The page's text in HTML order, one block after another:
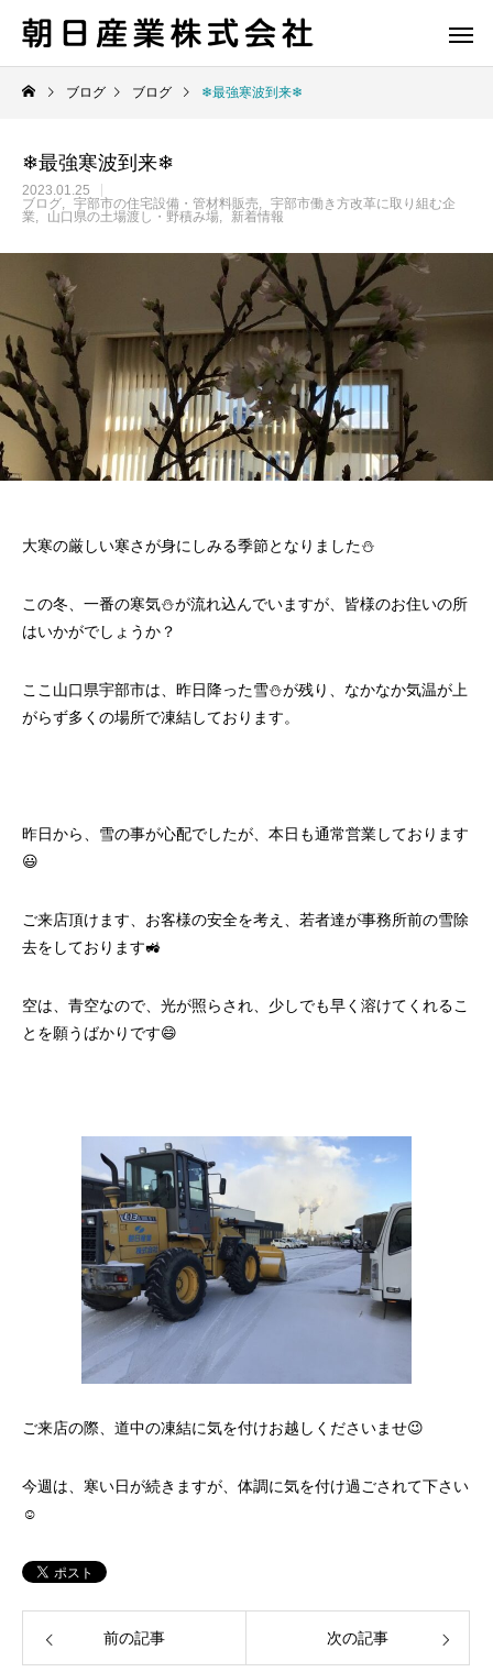
ブログ ブログ ❄最強寒波到来❄
❄最強寒波到来❄
2023.01.25
ブログ
宇部市の住宅設備・管材料販売
宇部市働き方改革に取り組む企
業
山口県の土場渡し・野積み場 新着情報
大寒の厳しい寒さが身にしみる季節となりました⛄
この冬、一番の寒気⛄が流れ込んでいますが、皆様のお住いの所
はいかがでしょうか？
ここ山口県宇部市は、昨日降った雪⛄が残り、なかなか気温が上
がらず多くの場所で凍結しております。
昨日から、雪の事が心配でしたが、本日も通常営業しております
😃
ご来店頂けます、お客様の安全を考え、若者達が事務所前の雪除
去をしております🚜
空は、青空なので、光が照らされ、少しでも早く溶けてくれるこ
とを願うばかりです😄
ご来店の際、道中の凍結に気を付けお越しくださいませ😉
今週は、寒い日が続きますが、体調に気を付け過ごされて下さい
☺
前の記事 次の記事